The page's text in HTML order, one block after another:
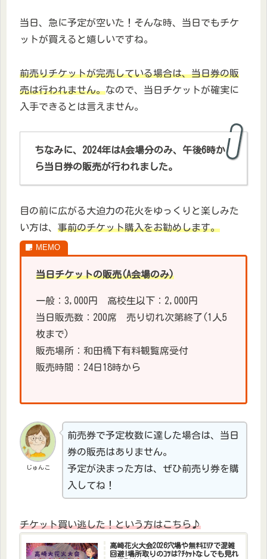
当日、急に予定が空いた！そんな時、当日でもチケ
ットが買えると嬉しいですね。
前売りチケットが完売している場合は、当日券の販
売は行われません。なので、当日チケットが確実に
入手できるとは言えません。
ちなみに、2024年はA会場分のみ、午後6時か
ら当日券の販売が行われました。
目の前に広がる大迫力の花火をゆっくりと楽しみた
い方は、 事前のチケット購入をお勧めします。
当日チケットの販売(A会場のみ)
一般：3,000円 高校生以下：2,000円
当日販売数：200席 売り切れ次第終了(1人5
枚まで)
販売場所：和田橋下有料観覧席受付
販売時間：24日18時から
じゅんこ
前売券で予定枚数に達した場合は、当日
券の販売はありません。
予定が決まった方は、ぜひ前売り券を購
入してね！
チケット買い逃した！という方はこちら♪
高崎花火大会2026穴場や無料ｴﾘｱで混雑
回避!場所取りのｺﾂは?ﾁｹｯﾄなしでも見れ